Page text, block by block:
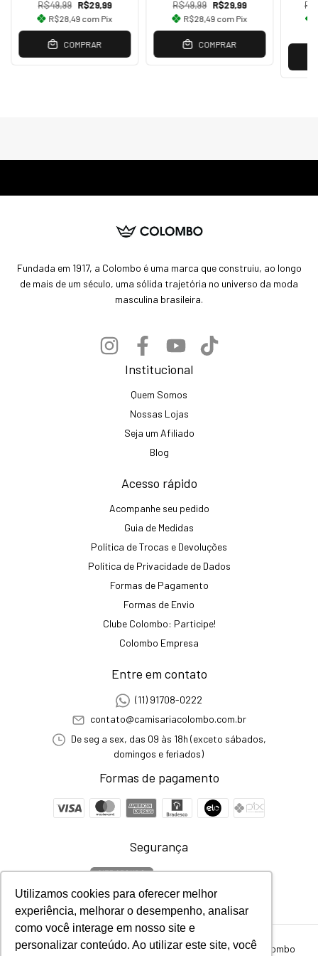
Utilizamos cookies para oferecer melhor
experiência, melhorar o desempenho, analisar
como você interage em nosso site e
personalizar conteúdo. Ao utilizar este site, você
R$49,99 R$29,99
R$28,49 com Pix
COMPRAR
R$49,99 R$29,99
R$28,49 com Pix
COMPRAR
Fundada em 1917, a Colombo é uma marca que construiu, ao longo
de mais de um século, uma sólida trajetória no universo da moda
masculina brasileira.
Institucional
Quem Somos
Nossas Lojas
Seja um Afiliado
Blog
Acesso rápido
Acompanhe seu pedido
Guia de Medidas
Política de Trocas e Devoluções
Política de Privacidade de Dados
Formas de Pagamento
Formas de Envio
Clube Colombo: Participe!
Colombo Empresa
Entre em contato
(11) 91708-0222
contato@camisariacolombo.com.br
De seg a sex, das 09 às 18h (exceto sábados,
domingos e feriados)
Formas de pagamento
Segurança
Kit Colcha Chamonix Queen 3 peças Cinza- Camisaria Colombo